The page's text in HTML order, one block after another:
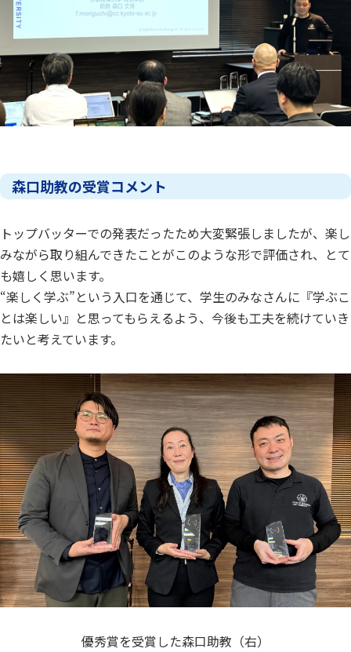
森口助教の受賞コメント
トップバッターでの発表だったため大変緊張しましたが、楽し
みながら取り組んできたことがこのような形で評価され、とて
も嬉しく思います。
“楽しく学ぶ”という入口を通じて、学生のみなさんに『学ぶこ
とは楽しい』と思ってもらえるよう、今後も工夫を続けていき
たいと考えています。
優秀賞を受賞した森口助教（右）